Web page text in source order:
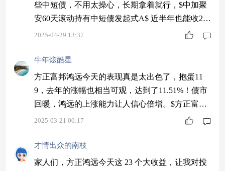
些中短债，不用太操心，长期拿着就行，$中加聚
安60天滚动持有中短债发起式A$ 近半年也能收248
个蛋，收益香香的呢
2025-04-29 13:37
牛年炫酷星
方正富邦鸿远今天的表现真是太出色了，抱蛋11
9，去年的涨幅也相当可观，达到了11.51%！债市
回暖，鸿远的上涨能力让人信心倍增。$方正富邦
鸿远债券C$
2025-03-21 00:17
才情出众的南枝
家人们，方正鸿远今天这 23 个大收益，让我对投